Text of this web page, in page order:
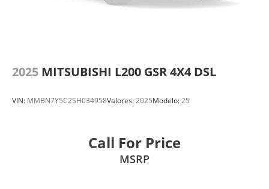
2025 MITSUBISHI L200 GSR 4X4 DSL
VIN: MMBN7Y5C2SH034958Valores:2025Modelo:25
Call For Price
MSRP